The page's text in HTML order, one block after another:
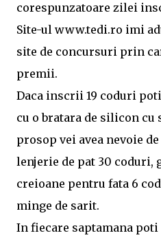
corespunzatoare zilei
Site-ul www.tedi.ro imi
site de concursuri prin
premii.
Daca inscrii 19 coduri
cu o bratara de silicon cu
prosop vei avea nevoie
lenjerie de pat 30 coduri,
creioane pentru fata 6
minge de sarit.
In fiecare saptamana